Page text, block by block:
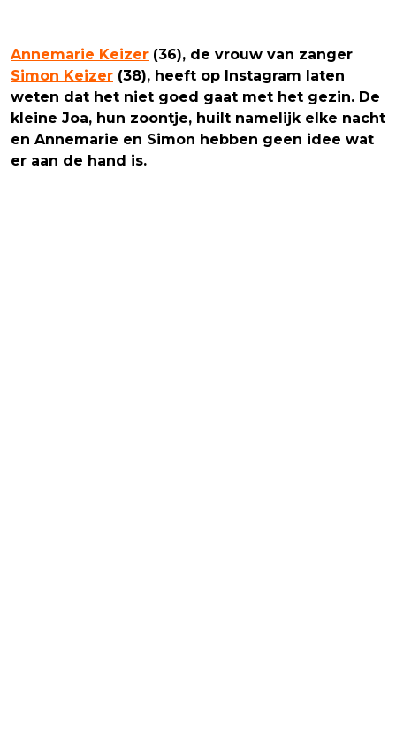
Annemarie Keizer (36), de vrouw van zanger
Simon Keizer (38), heeft op Instagram laten
weten dat het niet goed gaat met het gezin. De
kleine Joa, hun zoontje, huilt namelijk elke nacht
en Annemarie en Simon hebben geen idee wat
er aan de hand is.